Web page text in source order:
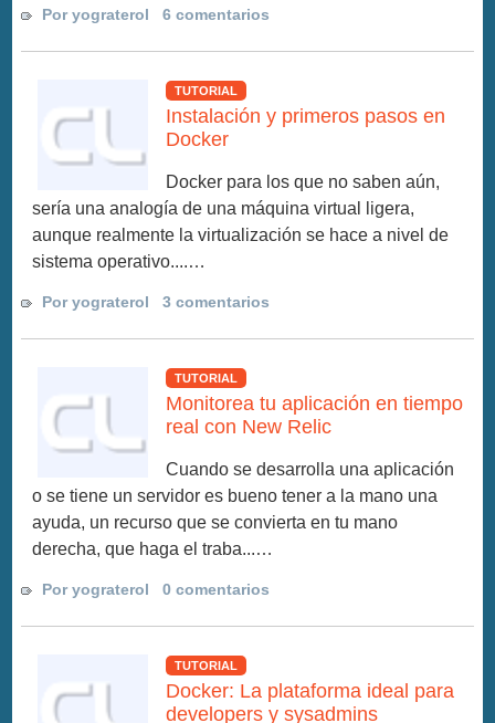
Por yograterol 6 comentarios
TUTORIAL
Instalación y primeros pasos en
Docker
Docker para los que no saben aún,
sería una analogía de una máquina virtual ligera,
aunque realmente la virtualización se hace a nivel de
sistema operativo....…
Por yograterol 3 comentarios
TUTORIAL
Monitorea tu aplicación en tiempo
real con New Relic
Cuando se desarrolla una aplicación
o se tiene un servidor es bueno tener a la mano una
ayuda, un recurso que se convierta en tu mano
derecha, que haga el traba...…
Por yograterol 0 comentarios
TUTORIAL
Docker: La plataforma ideal para
developers y sysadmins